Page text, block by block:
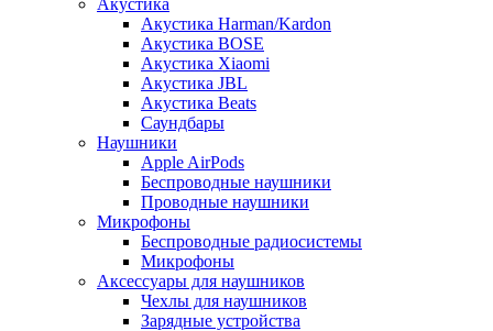
Акустика
Акустика Harman/Kardon
Акустика BOSE
Акустика Xiaomi
Акустика JBL
Акустика Beats
Саундбары
Наушники
Apple AirPods
Беспроводные наушники
Проводные наушники
Микрофоны
Беспроводные радиосистемы
Микрофоны
Аксессуары для наушников
Чехлы для наушников
Зарядные устройства